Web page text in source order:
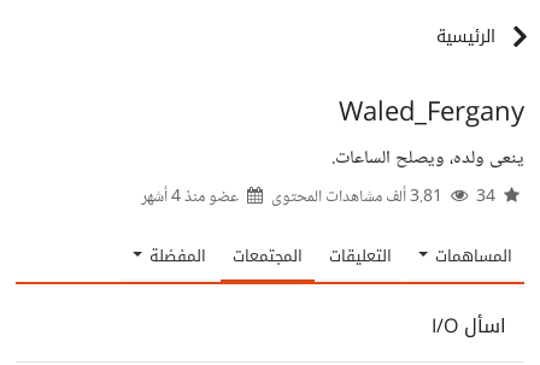
الرئيسية
Waled_Fergany
ينعى ولده، ويصلح الساعات.
عضو منذ4 أشهر
المساهمات التعليقات المجتمعات المفضلة
اسأل I/O